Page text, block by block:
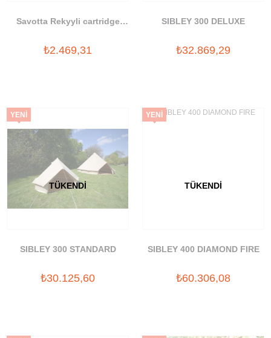
Savotta Rekyyli cartridge
₺2.469,31
SIBLEY 300 DELUXE
₺32.869,29
TÜKENDI
SIBLEY 300 STANDARD
₺30.125,60
YENI
ÜRÜN
TÜKENDI
SIBLEY 400 DIAMOND FIRE
₺60.306,08
YENI